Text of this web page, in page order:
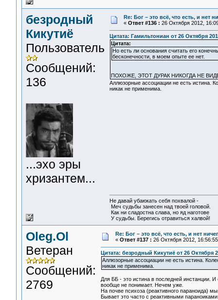
безродный
Кикутиё
Пользователь
Сообщений:
136
...эхо эры
хризантем...
Re: Бог – это всё, что есть, и нет
« Ответ #136 : 26 Октября 2012,
Цитата: Гамильтониан от 26 Октября
Цитата:
Но есть ли основания считать его
бесконечности, в моем опыте ее нет.
ПОХОЖЕ, ЭТОТ ДУРАК НИКОГДА НЕ
Аллюзорные ассоциации не есть истина.
никак не применима.
Не давай убаюкать себя похвалой -
Меч судьбы занесен над твоей головой.
Как ни сладостна слава, но яд наготове
У судьбы. Берегись отравиться халвой!
Oleg.Ol
Ветеран
Сообщений:
2769
Re: Бог – это всё, что есть, и нет
« Ответ #137 : 26 Октября 2012,
Цитата: безродный Кикутиё от 26 Октября
Аллюзорные ассоциации не есть истина.
никак не применима.
Для ББ - это истина в последней инстанции.
вообще не понимает. Нечем уже.
На почве психоза (реактивного параноида)
Бывает это часто с реактивными